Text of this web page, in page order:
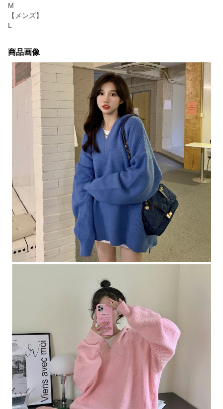
M
【メンズ】
L
商品画像